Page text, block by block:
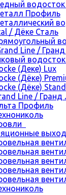
водосток
Профиль
/ Дёке Сталь
Line /
водосток
(Деке) Lux
(Дёке)
(Дёке)
Line / Гранд
Профиль